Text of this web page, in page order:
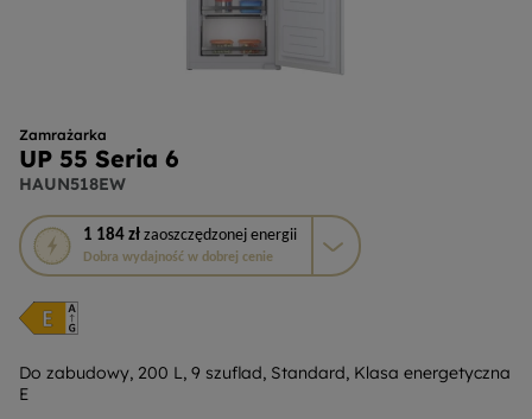
Zamrażarka
UP 55 Seria 6
HAUN518EW
1 184 zł zaoszczędzonej energii
Dobra wydajność w dobrej cenie
To
działanie
otworzy
narzędzie
do
energii
Youreko.
Do zabudowy, 200 L, 9 szuflad, Standard, Klasa energetyczna
E